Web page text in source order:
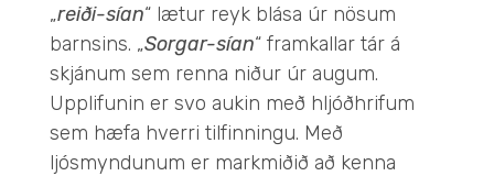
„reiði-sían“ lætur reyk blása úr nösum
barnsins. „Sorgar-sían“ framkallar tár á
skjánum sem renna niður úr augum.
Upplifunin er svo aukin með hljóðhrifum
sem hæfa hverri tilfinningu. Með
ljósmyndunum er markmiðið að kenna